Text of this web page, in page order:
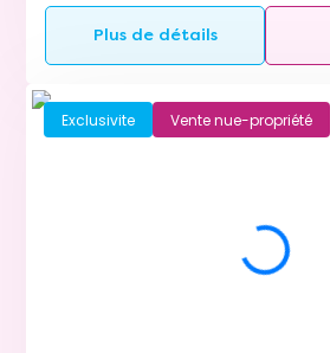
Plus de détails
Exclusivite Vente nue-propriété